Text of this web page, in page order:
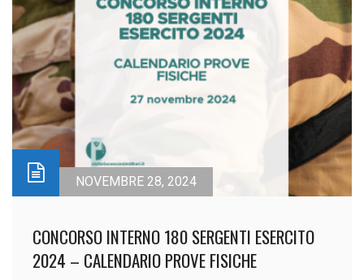
NOVEMBRE 28, 2024
CONCORSO INTERNO 180 SERGENTI ESERCITO
2024 – CALENDARIO PROVE FISICHE